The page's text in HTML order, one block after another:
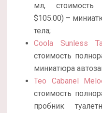
мл, стоимость
$105.00) –
тела;
Coola Sunless
стоимость
миниатюра
Teo Cabanel
стоимость
пробник